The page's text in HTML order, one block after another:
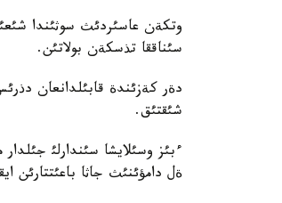
وتكةن عاسئردئث سوثئندا
سئناققا تذسكةن بولاتئن.
دةر كةزئندة قابئلدانعان
شئقتئق.
ءبئز وسئلايشا سئندارلئ
ةل دامؤئنئث جاثا باعئتتارئن